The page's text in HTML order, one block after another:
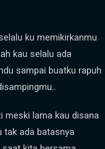
ku memikirkanmu
kau selalu ada
sampai buatku rapuh
meski lama kau disana
tak ada batasnya